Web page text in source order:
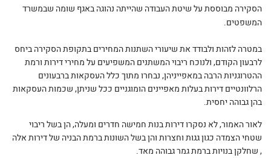
הסקירה מבוססת על שיטת העבודה שהייתה נהוגה באגף שומה שבמשרד
המשפטים.
במטרה לזהות ולבודד את שיעורי השתנות המחירים בתקופת הסקירה ביחס
לרבעון הקודם, ולנוכח ריבוי המשתנים המשפיעים על מחירי דירות ורמת
ההטרוגניות הרבה במאפייניהן, נבחרו מתוך כלל העסקאות ברבעונים
הרלוונטיים דירות בעלות מאפיינים הומוגניים ככל שניתן, שכמות העסקאות
בהן גבוהה יחסית.
לאור האמור, לא נסקרו דירות בנות חמישה חדרים ומעלה, הן בשל ריבוי
שטחי הצמדה כגון גגות וחצרות והן בשל השונות ברמת הבניה של דירות אלה
, שחלקן בנויות ברמת גמר גבוהה מאד.